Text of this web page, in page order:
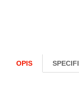
OPIS